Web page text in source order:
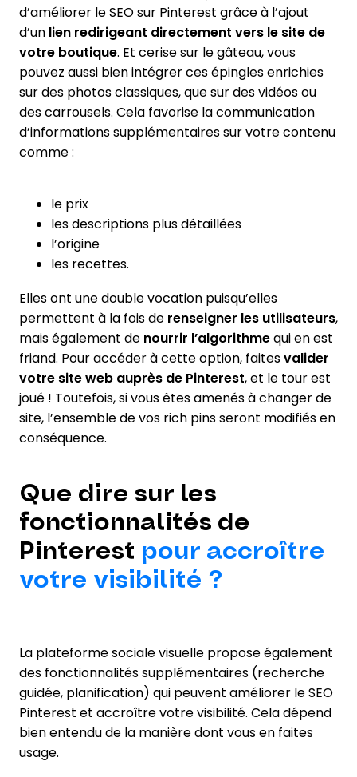
d’améliorer le SEO sur Pinterest grâce à l’ajout
d’un lien redirigeant directement vers le site de
votre boutique. Et cerise sur le gâteau, vous
pouvez aussi bien intégrer ces épingles enrichies
sur des photos classiques, que sur des vidéos ou
des carrousels. Cela favorise la communication
d’informations supplémentaires sur votre contenu
comme :
le prix
les descriptions plus détaillées
l’origine
les recettes.
Elles ont une double vocation puisqu’elles
permettent à la fois de renseigner les utilisateurs,
mais également de nourrir l’algorithmequi en est
friand. Pour accéder à cette option, faitesvalider
votre site web auprès de Pinterest, et le tour est
joué ! Toutefois, si vous êtes amenés à changer de
site, l’ensemble de vos rich pins seront modifiés en
conséquence.
Que dire sur les
fonctionnalités de
Pinterest pour accroître
votre visibilité ?
La plateforme sociale visuelle propose également
des fonctionnalités supplémentaires (recherche
guidée, planification) qui peuvent améliorer le SEO
Pinterest et accroître votre visibilité. Cela dépend
bien entendu de la manière dont vous en faites
usage.